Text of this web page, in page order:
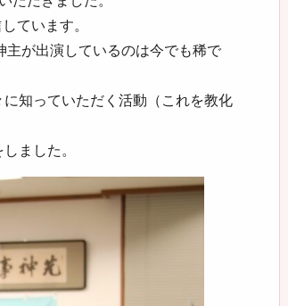
ています。
が出演しているのは今でも稀で
知っていただく活動（これを教化
ました。